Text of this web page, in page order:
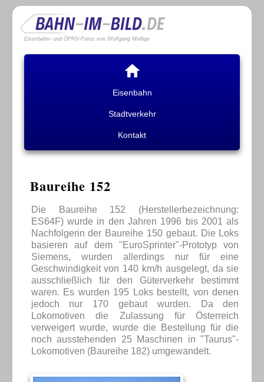
Eisenbahn- und ÖPNV-Fotos von Wolfgang Wellige
Eisenbahn
Stadtverkehr
Kontakt
Baureihe 152
Die Baureihe 152 (Herstellerbezeichnung:
ES64F) wurde in den Jahren 1996 bis 2001 als
Nachfolgerin der Baureihe 150 gebaut. Die Loks
basieren auf dem "EuroSprinter"-Prototyp von
Siemens, wurden allerdings nur für eine
Geschwindigkeit von 140 km/h ausgelegt, da sie
ausschließlich für den Güterverkehr bestimmt
waren. Es wurden 195 Loks bestellt, von denen
jedoch nur 170 gebaut wurden. Da den
Lokomotiven die Zulassung für Österreich
verweigert wurde, wurde die Bestellung für die
noch ausstehenden 25 Maschinen in "Taurus"-
Lokomotiven (Baureihe 182) umgewandelt.